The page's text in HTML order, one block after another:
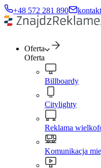
+48 572 281 890
Oferta
Oferta
Billboardy
Citylighty
Reklama
Komunikacja